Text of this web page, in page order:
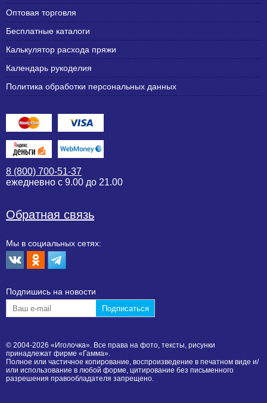
Оптовая торговля
Бесплатные каталоги
Калькулятор расхода пряжи
Календарь рукоделия
Политика обработки персональных данных
8 (800) 700-51-37
ежедневно с 9.00 до 21.00
Обратная связь
Мы в социальных сетях:
Подпишиcь на новости
© 2004-2026 «Иголочка». Все права на фото, тексты, рисунки
принадлежат фирме «Гамма».
Полное или частичное копирование, воспроизведение в печатном виде и/
или использование в любой форме, цитирование без письменного
разрешения правообладателя запрещено.